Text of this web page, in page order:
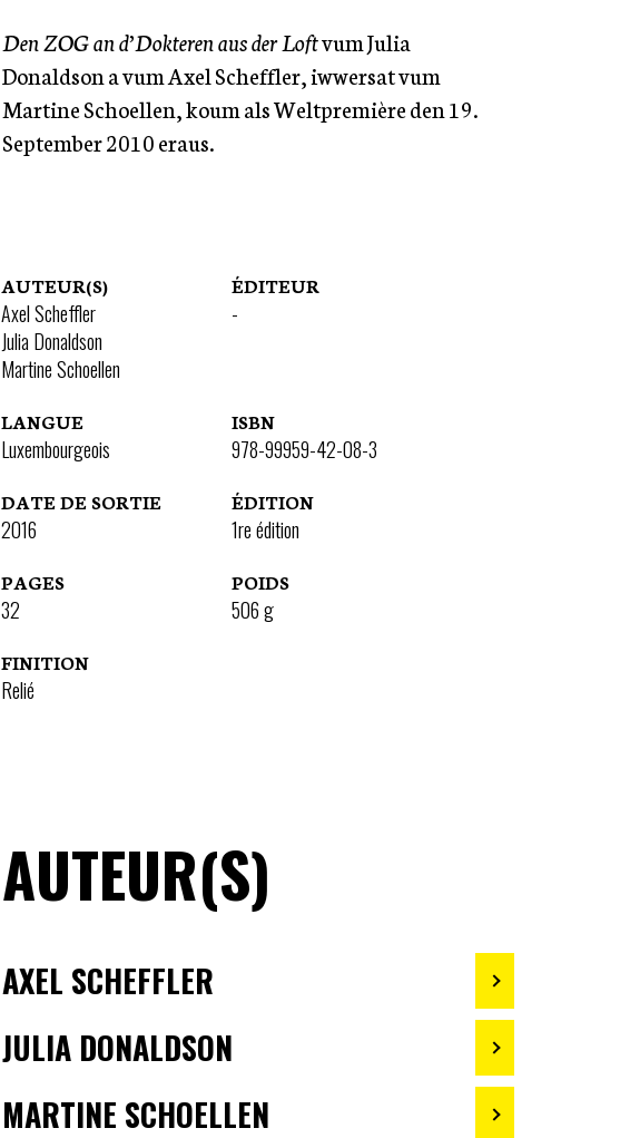
Den ZOG an d’Dokteren aus der Loftvum Julia
Donaldson a vum Axel Scheffler, iwwersat vum
Martine Schoellen, koum als Weltpremière den 19.
September 2010 eraus.
AUTEUR(S)
Axel Scheffler
Julia Donaldson
Martine Schoellen
ÉDITEUR
-
LANGUE
Luxembourgeois
ISBN
978-99959-42-08-3
DATE DE SORTIE
2016
ÉDITION
1re édition
PAGES
32
POIDS
506g
FINITION
Relié
AUTEUR(S)
AXEL SCHEFFLER
JULIA DONALDSON
MARTINE SCHOELLEN